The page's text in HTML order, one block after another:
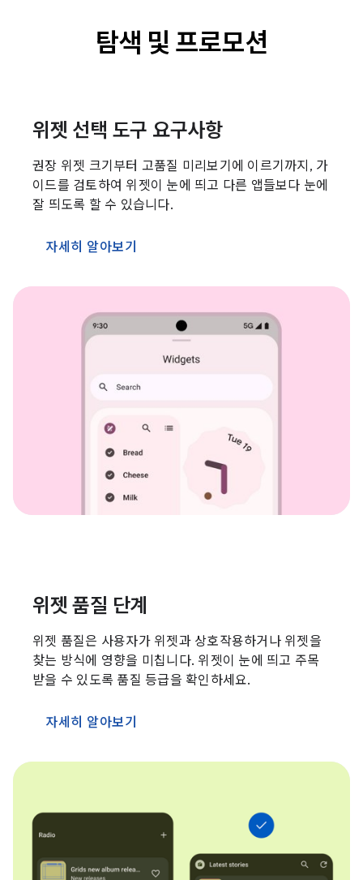
탐색 및 프로모션
위젯 선택 도구 요구사항
권장 위젯 크기부터 고품질 미리보기에 이르기까지, 가
이드를 검토하여 위젯이 눈에 띄고 다른 앱들보다 눈에
잘 띄도록 할 수 있습니다.
자세히 알아보기
위젯 품질 단계
위젯 품질은 사용자가 위젯과 상호작용하거나 위젯을
찾는 방식에 영향을 미칩니다. 위젯이 눈에 띄고 주목
받을 수 있도록 품질 등급을 확인하세요.
자세히 알아보기